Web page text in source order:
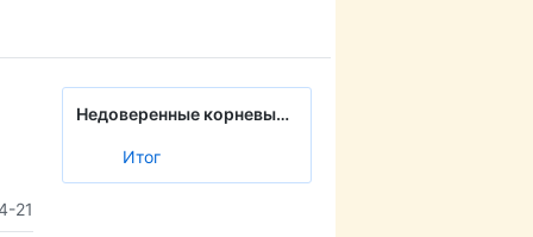
21
Недоверенные корневые сертификаты от налоговой (ФНС России) в вашей системе
Итог